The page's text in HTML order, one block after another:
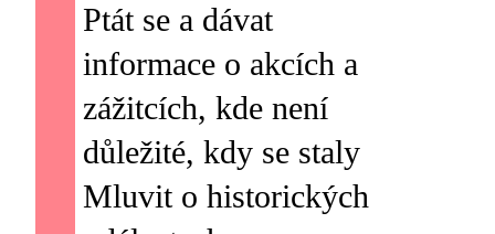
Ptát se a dávat
informace o akcích a
zážitcích, kde není
důležité, kdy se staly
Mluvit o historických